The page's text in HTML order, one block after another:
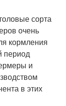
сорта
очень
кормления
период
и
в этих